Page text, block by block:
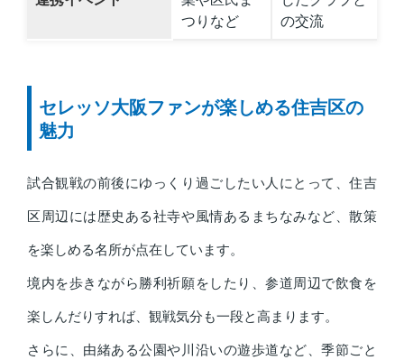
つりなど
の交流
セレッソ大阪ファンが楽しめる住吉区の
魅力
試合観戦の前後にゆっくり過ごしたい人にとって、住吉
区周辺には歴史ある社寺や風情あるまちなみなど、散策
を楽しめる名所が点在しています。
境内を歩きながら勝利祈願をしたり、参道周辺で飲食を
楽しんだりすれば、観戦気分も一段と高まります。
さらに、由緒ある公園や川沿いの遊歩道など、季節ごと